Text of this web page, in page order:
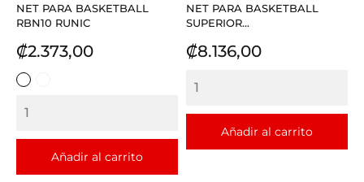
NET PARA BASKETBALL
RBN10 RUNIC
Precio
₡2.373,00
BLANCO
Añadir al carrito
NET PARA BASKETBALL
SUPERIOR...
Precio
₡8.136,00
Añadir al carrito